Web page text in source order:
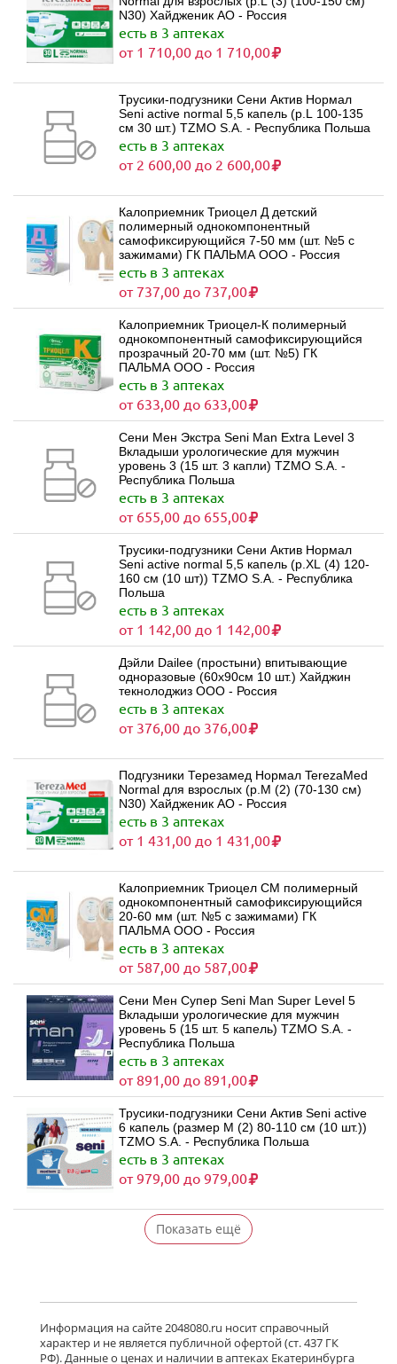
N30) Хайдженик АО - Россия
есть в 3 аптеках
от 1 710,00 до 1 710,00
Трусики-подгузники Сени Актив Нормал
Seni active normal 5,5 капель (р.L 100-135
см 30 шт.) TZMO S.A. - Республика Польша
есть в 3 аптеках
от 2 600,00 до 2 600,00
Калоприемник Триоцел Д детский
полимерный однокомпонентный
самофиксирующийся 7-50 мм (шт. №5 с
зажимами) ГК ПАЛЬМА ООО - Россия
есть в 3 аптеках
от 737,00 до 737,00
Калоприемник Триоцел-К полимерный
однокомпонентный самофиксирующийся
прозрачный 20-70 мм (шт. №5) ГК
ПАЛЬМА ООО - Россия
есть в 3 аптеках
от 633,00 до 633,00
Сени Мен Экстра Seni Man Extra Level 3
Вкладыши урологические для мужчин
уровень 3 (15 шт. 3 капли) TZMO S.A. -
Республика Польша
есть в 3 аптеках
от 655,00 до 655,00
Трусики-подгузники Сени Актив Нормал
Seni active normal 5,5 капель (р.XL (4) 120-
160 см (10 шт)) TZMO S.A. - Республика
Польша
есть в 3 аптеках
от 1 142,00 до 1 142,00
Дэйли Dailee (простыни) впитывающие
одноразовые (60х90см 10 шт.) Хайджин
текнолоджиз ООО - Россия
есть в 3 аптеках
от 376,00 до 376,00
Подгузники Терезамед Нормал TerezaMed
Normal для взрослых (р.M (2) (70-130 см)
N30) Хайдженик АО - Россия
есть в 3 аптеках
от 1 431,00 до 1 431,00
Калоприемник Триоцел СМ полимерный
однокомпонентный самофиксирующийся
20-60 мм (шт. №5 с зажимами) ГК
ПАЛЬМА ООО - Россия
есть в 3 аптеках
от 587,00 до 587,00
Сени Мен Супер Seni Man Super Level 5
Вкладыши урологические для мужчин
уровень 5 (15 шт. 5 капель) TZMO S.A. -
Республика Польша
есть в 3 аптеках
от 891,00 до 891,00
Трусики-подгузники Сени Актив Seni active
6 капель (размер M (2) 80-110 см (10 шт.))
TZMO S.A. - Республика Польша
есть в 3 аптеках
от 979,00 до 979,00
Показать ещё
Информация на сайте 2048080.ru носит справочный
характер и не является публичной офертой (ст. 437 ГК
РФ). Данные о ценах и наличии в аптеках Екатеринбурга